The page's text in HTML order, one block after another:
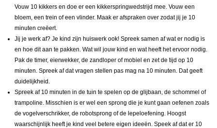
Vouw 10 kikkers en doe er een kikkerspringwedstrijd mee. Vouw een
bloem, een trein of een vlinder. Maak er afspraken over zodat jij je 10
minuten creëert.
Jij je werk af? Je kind zijn huiswerk ook! Spreek samen af wat er nodig is
en hoe dit aan te pakken. Wat wil jouw kind en wat heeft het ervoor nodig.
Pak de timer, eierwekker, de zandloper of mobiel en zet de tijd op 10
minuten. Spreek af dat vragen stellen pas mag na 10 minuten. Dat geeft
duidelijkheid.
Spreek af 10 minuten in de tuin te spelen op de glijbaan, de schommel of
trampoline. Misschien is er wel een sprong die je kunt gaan oefenen zoals
de vogelverschrikker, de robotsprong of de lepeloefening. Hoogst
waarschijnlijk heeft je kind veel betere eigen ideeën. Speek af dat er 10